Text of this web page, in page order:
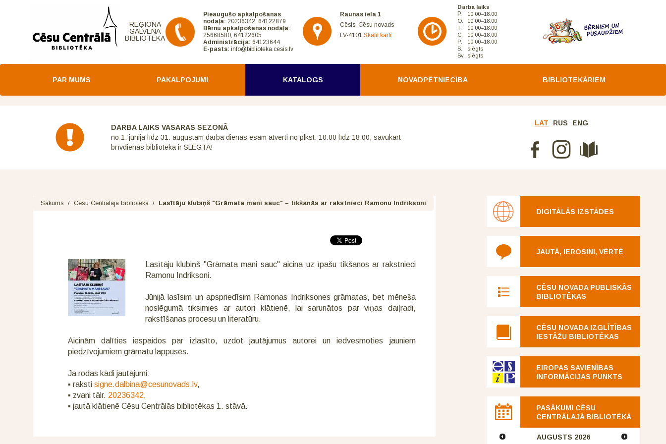
REĢIONA
GALVENĀ
BIBLIOTĒKA
Pieaugušo apkalpošanas
nodaļa: 20236342, 64122879
Bērnu apkalpošanas nodaļa:
25668580, 64122605
Administrācija: 64123644
E-pasts: info@biblioteka.cesis.lv
Raunas iela 1
Cēsis, Cēsu novads
LV-4101 Skatīt karti
Darba laiks
P.
10.00–18.00
O.
10.00–18.00
T.
10.00–18.00
C.
10.00–18.00
P.
10.00–18.00
S.
slēgts
Sv. slēgts
PAR MUMS PAKALPOJUMI KATALOGS NOVADPĒTNIECĪBA BIBLIOTEKĀRIEM
DARBA LAIKS VASARAS SEZONĀ
no 1. jūnija līdz 31. augustam darba dienās esam atvērti no plkst. 10.00 līdz 18.00, savukārt
brīvdienās bibliotēka ir SLĒGTA!
LAT RUS ENG
Sākums / Cēsu Centrālajā bibliotēkā / Lasītāju klubiņš "Grāmata mani sauc" – tikšanās ar rakstnieci Ramonu Indriksoni
Lasītāju klubiņš "Grāmata mani sauc" aicina uz īpašu tikšanos ar rakstnieci
Ramonu Indriksoni.
Jūnijā lasīsim un apspriedīsim Ramonas Indriksones grāmatas, bet mēneša
noslēgumā tiksimies ar autori klātienē, lai sarunātos par viņas daiļradi,
rakstīšanas procesu un literatūru.
Aicinām dalīties iespaidos par izlasīto, uzdot jautājumus autorei un iedvesmoties jauniem
piedzīvojumiem grāmatu lappusēs.
Ja rodas kādi jautājumi:
▪ raksti signe.dalbina@cesunovads.lv,
▪ zvani tālr. 20236342,
▪ jautā klātienē Cēsu Centrālās bibliotēkas 1. stāvā.
DIGITĀLĀS IZSTĀDES
JAUTĀ, IEROSINI, VĒRTĒ
CĒSU NOVADA PUBLISKĀS
BIBLIOTĒKAS
CĒSU NOVADA IZGLĪTĪBAS
IESTĀŽU BIBLIOTĒKAS
EIROPAS SAVIENĪBAS
INFORMĀCIJAS PUNKTS
PASĀKUMI CĒSU
CENTRĀLAJĀ BIBLIOTĒKĀ
AUGUSTS 2026